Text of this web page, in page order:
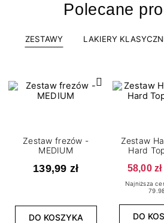
Polecane
ZESTAWY LAKIERY
Zestaw frezów -
MEDIUM
139,99 zł
DO KOSZYKA
Zestaw
Hard
58,00 zł
Najniższa
DO